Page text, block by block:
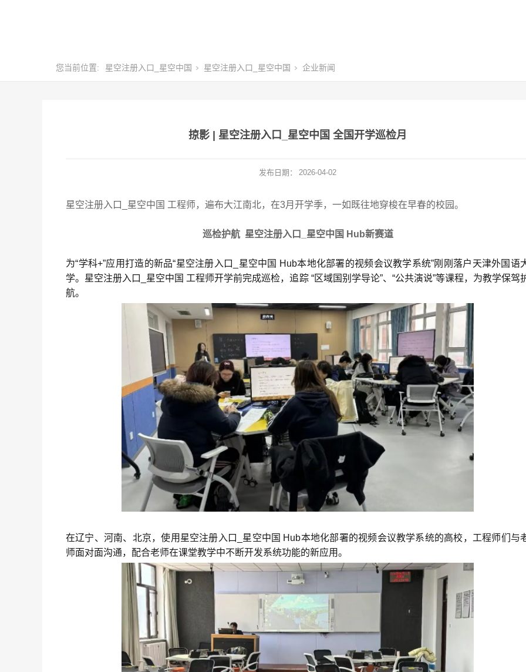
您当前位置: 星空注册入口_星空中国 星空注册入口_星空中国 企业新闻
掠影 | 星空注册入口_星空中国 全国开学巡检月
发布日期： 2026-04-02
星空注册入口_星空中国 工程师，遍布大江南北，在3月开学季，一如既往地穿梭在早春的校园。
巡检护航 星空注册入口_星空中国 Hub新赛道
为“学科+”应用打造的新品“星空注册入口_星空中国 Hub本地化部署的视频会议教学系统”刚刚落户天津外国语
学。 星空注册入口_星空中国 工程师开学前完成巡检，追踪 “区域国别学导论”、“公共演说”等课程，为教学保驾
航。
在辽宁、河南、北京，使用星空注册入口_星空中国 Hub本地化部署的视频会议教学系统的高校，工程师们与
师面对面沟通，配合老师在课堂教学中不断开发系统功能的新应用。